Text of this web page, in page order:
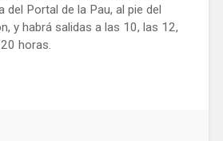
del Portal de la Pau, al pie del
y habrá salidas a las 10, las 12,
horas.